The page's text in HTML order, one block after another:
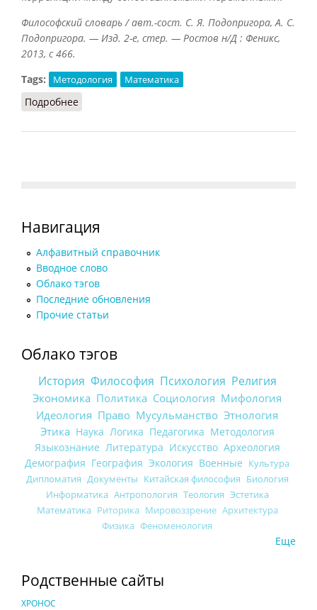
Философский словарь / авт.-сост. С. Я. Подопригора, А. С.
Подопригора. — Изд. 2-е, стер. — Ростов н/Д : Феникс,
2013, с 466.
Tags:
Методология Математика
Подробнее
Навигация
Алфавитный справочник
Вводное слово
Облако тэгов
Последние обновления
Прочие статьи
Облако тэгов
История Философия Психология Религия
Экономика Политика Социология Мифология
Идеология Право Мусульманство Этнология
Этика Наука Логика Педагогика Методология
Языкознание Литература Искусство Археология
Демография География Экология Военные Культура
Дипломатия Документы Китайская философия Биология
Информатика Антропология Теология Эстетика
Математика Риторика Мировоззрение Архитектура
Физика Феноменология
Еще
Родственные сайты
ХРОНОС